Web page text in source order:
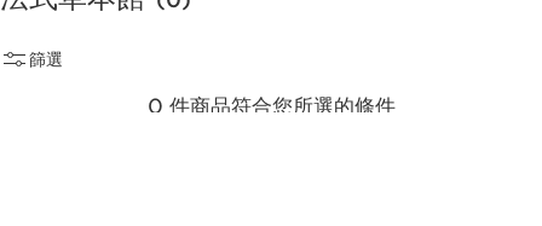
篩選
0 件商品符合您所選的條件